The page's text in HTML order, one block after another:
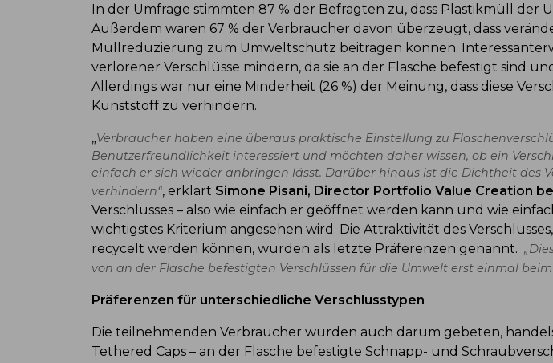
In der Umfrage stimmten 87 % der Befragten zu, dass Plastikmüll der
Außerdem waren 67 % der Verbraucher davon überzeugt, dass
Müllreduzierung zum Umweltschutz beitragen können.
verlorener Verschlüsse mindern, da sie an der Flasche befestigt sind
Allerdings war nur eine Minderheit (26 %) der Meinung, dass diese
Kunststoff zu verhindern.
„Verbraucher haben eine überaus praktische Einstellung zu
Benutzerfreundlichkeit interessiert und möchten daher wissen, ob ein
einfach er sich wieder anbringen lässt. Darüber hinaus ist die Dichtheit des
verhindern“, erklärt Simone Pisani, Director Portfolio Value Creation
Verschlusses – also wie einfach er geöffnet werden kann und wie
wichtigstes Kriterium angesehen wird. Die Attraktivität des
recycelt werden können, wurden als letzte Präferenzen genannt.
von an der Flasche befestigten Verschlüssen für die Umwelt erst einmal
Präferenzen für unterschiedliche Verschlusstypen
Die teilnehmenden Verbraucher wurden auch darum gebeten,
Tethered Caps – an der Flasche befestigte Schnapp- und